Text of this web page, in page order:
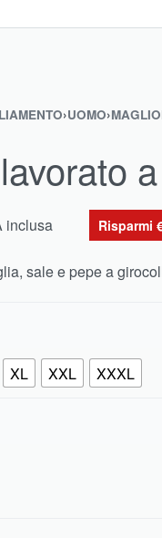
›UOMO›
inclusa Risparmi
sale e pepe a
XL XXL XXXL